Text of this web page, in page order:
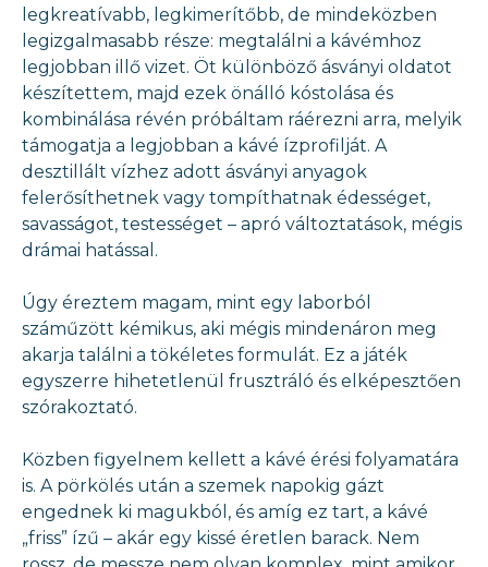
legkreatívabb, legkimerítőbb, de mindeközben
legizgalmasabb része: megtalálni a kávémhoz
legjobban illő vizet. Öt különböző ásványi oldatot
készítettem, majd ezek önálló kóstolása és
kombinálása révén próbáltam ráérezni arra, melyik
támogatja a legjobban a kávé ízprofilját. A
desztillált vízhez adott ásványi anyagok
felerősíthetnek vagy tompíthatnak édességet,
savasságot, testességet – apró változtatások, mégis
drámai hatással.
Úgy éreztem magam, mint egy laborból
száműzött kémikus, aki mégis mindenáron meg
akarja találni a tökéletes formulát. Ez a játék
egyszerre hihetetlenül frusztráló és elképesztően
szórakoztató.
Közben figyelnem kellett a kávé érési folyamatára
is. A pörkölés után a szemek napokig gázt
engednek ki magukból, és amíg ez tart, a kávé
„friss” ízű – akár egy kissé éretlen barack. Nem